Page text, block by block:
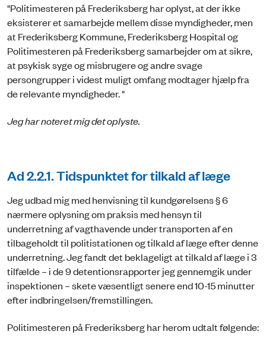
"Politimesteren på Frederiksberg har oplyst, at der ikke
eksisterer et samarbejde mellem disse myndigheder, men
at Frederiksberg Kommune, Frederiksberg Hospital og
Politimesteren på Frederiksberg samarbejder om at sikre,
at psykisk syge og misbrugere og andre svage
persongrupper i videst muligt omfang modtager hjælp fra
de relevante myndigheder. "
Jeg har noteret mig det oplyste.
Ad 2.2.1. Tidspunktet for tilkald af læge
Jeg udbad mig med henvisning til kundgørelsens § 6
nærmere oplysning om praksis med hensyn til
underretning af vagthavende under transporten af en
tilbageholdt til politistationen og tilkald af læge efter denne
underretning. Jeg fandt det beklageligt at tilkald af læge i 3
tilfælde – i de 9 detentionsrapporter jeg gennemgik under
inspektionen – skete væsentligt senere end 10-15 minutter
efter indbringelsen/fremstillingen.
Politimesteren på Frederiksberg har herom udtalt følgende: